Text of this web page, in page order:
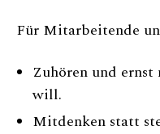
Für Mitarbeitende
Zuhören und ernst
will.
Mitdenken statt